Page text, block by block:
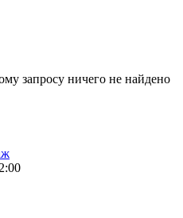
запросу ничего не найдено